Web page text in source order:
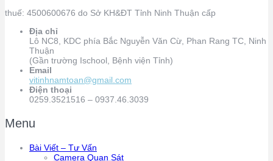
thuế: 4500600676 do Sở KH&ĐT Tỉnh Ninh Thuận cấp
Địa chỉ
Lô NC8, KDC phía Bắc Nguyễn Văn Cừ, Phan Rang TC, Ninh
Thuận
(Gần trường Ischool, Bệnh viện Tỉnh)
Email
vitinhnamtoan@gmail.com
Điện thoại
0259.3521516 – 0937.46.3039
Menu
Bài Viết – Tư Vấn
Camera Quan Sát